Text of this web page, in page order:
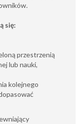
się:
przestrzenią
lub nauki,
kolejnego